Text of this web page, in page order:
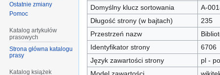
Domyślny klucz sortowania
A-
Długość strony (w bajtach)
235
Przestrzeń nazw
Identyfikator strony
6706
Język zawartości strony
pl -
Ostatnie zmiany
Pomoc
Katalog artykułów
prasowych
Strona główna katalogu
prasy
Katalog książek